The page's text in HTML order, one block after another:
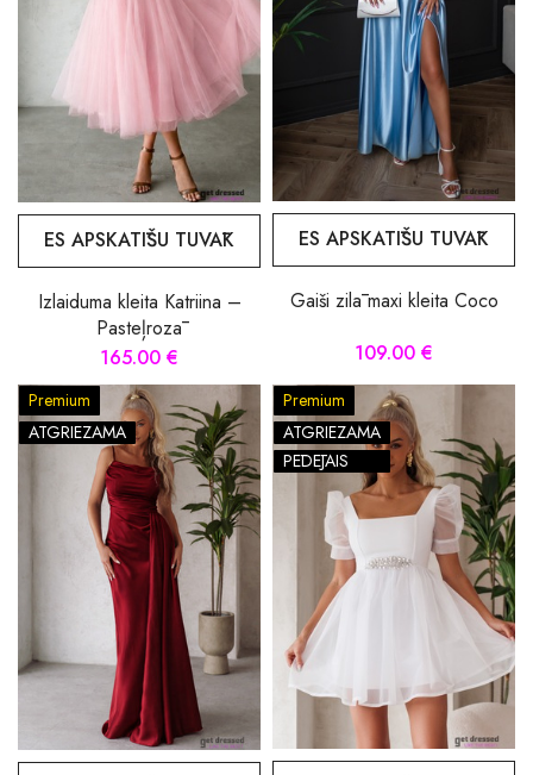
ES APSKATĪŠU TUVĀK
Izlaiduma kleita Katriina –
Pasteļrozā
165.00 €
ES APSKATĪŠU TUVĀK
Gaiši zilā maxi kleita Coco
109.00 €
Premium
ATGRIEZAMA
Premium
ATGRIEZAMA
PĒDĒJAIS